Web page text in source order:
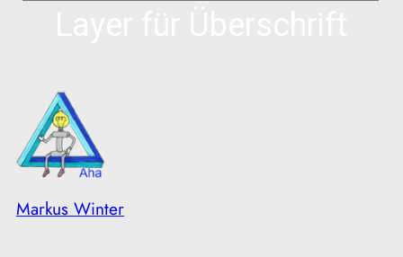
Markus Winter